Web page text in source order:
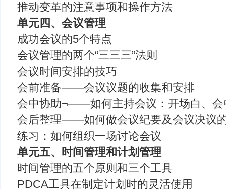
推动变革的注意事项和操作方法
单元四、会议管理
成功会议的5个特点
会议管理的两个“三三三”法则
会议时间安排的技巧
会前准备——会议议题的收集和安排
会中协助¬——如何主持会议：开场白、会
会后整理——如何做会议纪要及会议决议
练习：如何组织一场讨论会议
单元五、时间管理和计划管理
时间管理的五个原则和三个工具
PDCA工具在制定计划时的灵活使用